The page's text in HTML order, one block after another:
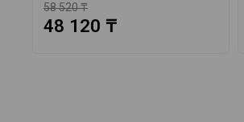
58 520 ₸
48 120 ₸